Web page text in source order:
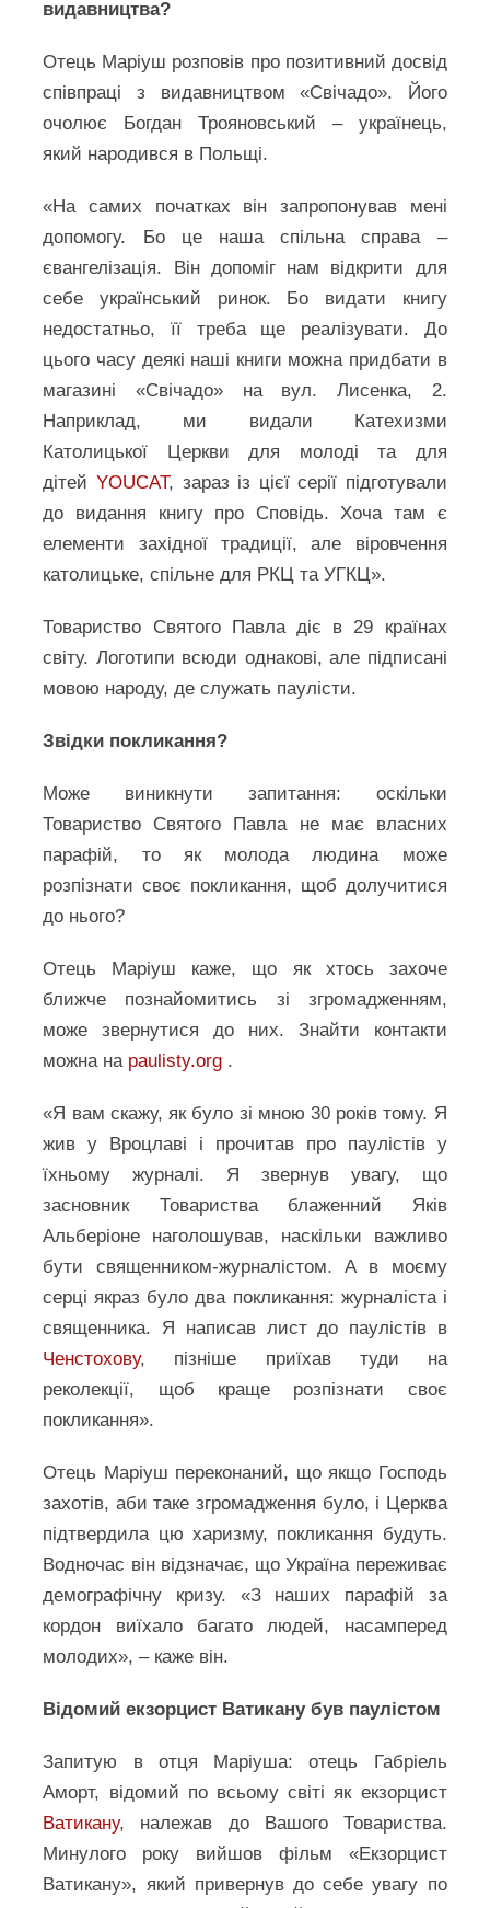
видавництва?
Отець Маріуш розповів про позитивний досвід
співпраці з видавництвом «Свічадо». Його
очолює Богдан Трояновський – українець,
який народився в Польщі.
«На самих початках він запропонував мені
допомогу. Бо це наша спільна справа –
євангелізація. Він допоміг нам відкрити для
себе український ринок. Бо видати книгу
недостатньо, її треба ще реалізувати. До
цього часу деякі наші книги можна придбати в
магазині «Свічадо» на вул. Лисенка, 2.
Наприклад, ми видали Катехизми
Католицької Церкви для молоді та для
дітей YOUCAT, зараз із цієї серії підготували
до видання книгу про Сповідь. Хоча там є
елементи західної традиції, але віровчення
католицьке, спільне для РКЦ та УГКЦ».
Товариство Святого Павла діє в 29 країнах
світу. Логотипи всюди однакові, але підписані
мовою народу, де служать паулісти.
Звідки покликання?
Може виникнути запитання: оскільки
Товариство Святого Павла не має власних
парафій, то як молода людина може
розпізнати своє покликання, щоб долучитися
до нього?
Отець Маріуш каже, що як хтось захоче
ближче познайомитись зі згромадженням,
може звернутися до них. Знайти контакти
можна на paulisty.org .
«Я вам скажу, як було зі мною 30 років тому. Я
жив у Вроцлаві і прочитав про паулістів у
їхньому журналі. Я звернув увагу, що
засновник Товариства блаженний Яків
Альберіоне наголошував, наскільки важливо
бути священником-журналістом. А в моєму
серці якраз було два покликання: журналіста і
священника. Я написав лист до паулістів в
Ченстохову, пізніше приїхав туди на
реколекції, щоб краще розпізнати своє
покликання».
Отець Маріуш переконаний, що якщо Господь
захотів, аби таке згромадження було, і Церква
підтвердила цю харизму, покликання будуть.
Водночас він відзначає, що Україна переживає
демографічну кризу. «З наших парафій за
кордон виїхало багато людей, насамперед
молодих», – каже він.
Відомий екзорцист Ватикану був паулістом
Запитую в отця Маріуша: отець Габріель
Аморт, відомий по всьому світі як екзорцист
Ватикану, належав до Вашого Товариства.
Минулого року вийшов фільм «Екзорцист
Ватикану», який привернув до себе увагу по